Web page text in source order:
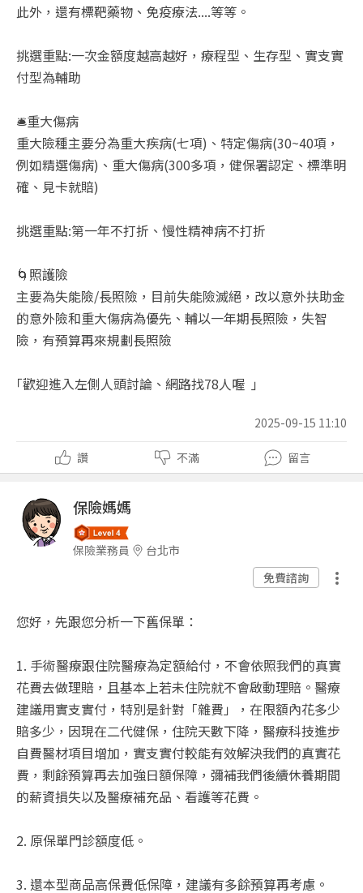
此外，還有標靶藥物、免疫療法....等等。
挑選重點:一次金額度越高越好，療程型、生存型、實支實
付型為輔助
🛎️重大傷病
重大險種主要分為重大疾病(七項)、特定傷病(30~40項，
例如精選傷病)、重大傷病(300多項，健保署認定、標準明
確、見卡就賠)
挑選重點:第一年不打折、慢性精神病不打折
🌀照護險
主要為失能險/長照險，目前失能險滅絕，改以意外扶助金
的意外險和重大傷病為優先、輔以一年期長照險，失智
險，有預算再來規劃長照險
｢歡迎進入左側人頭討論、網路找78人喔 ｣
2025-09-15 11:10
讚 不滿 留言
保險媽媽
保險業務員
台北市
免費諮詢
您好， 先跟您分析一下舊保單：
1. 手術醫療跟住院醫療為定額給付，不會依照我們的真實
花費去做理賠，且基本上若未住院就不會啟動理賠。醫療
建議用實支實付，特別是針對「雜費」，在限額內花多少
賠多少，因現在二代健保，住院天數下降，醫療科技進步
自費醫材項目增加，實支實付較能有效解決我們的真實花
費，剩餘預算再去加強日額保障，彌補我們後續休養期間
的薪資損失以及醫療補充品、看護等花費。
2. 原保單門診額度低。
3. 還本型商品高保費低保障，建議有多餘預算再考慮 。